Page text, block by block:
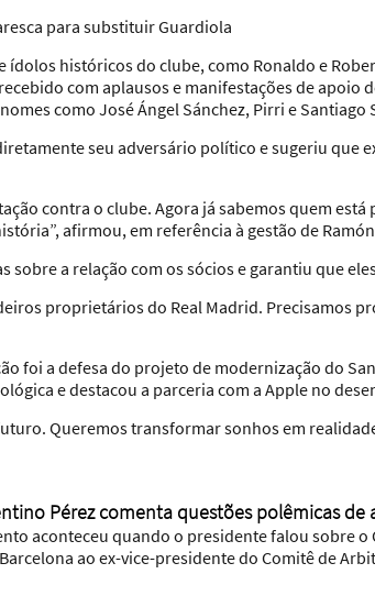
para substituir Guardiola
ídolos históricos do clube, como Ronaldo e
com aplausos e manifestações de apoio
como José Ángel Sánchez, Pirri e Santiago
seu adversário político e sugeriu que
contra o clube. Agora já sabemos quem
afirmou, em referência à gestão de
sobre a relação com os sócios e garantiu que
proprietários do Real Madrid. Precisamos
foi a defesa do projeto de modernização do
e destacou a parceria com a Apple no
Queremos transformar sonhos em
Pérez comenta questões polêmicas de
aconteceu quando o presidente falou sobre o
ao ex-vice-presidente do Comitê de